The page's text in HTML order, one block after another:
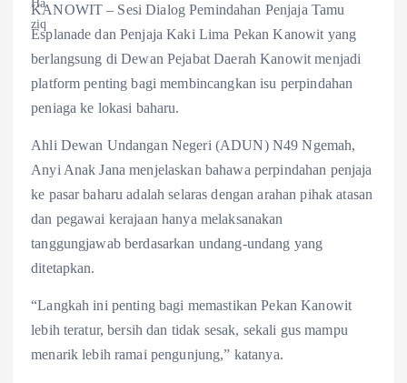
eb
o
o
k
ts
A
p
p
re
KANOWIT – Sesi Dialog Pemindahan Penjaja Tamu
Esplanade dan Penjaja Kaki Lima Pekan Kanowit yang
berlangsung di Dewan Pejabat Daerah Kanowit menjadi
platform penting bagi membincangkan isu perpindahan
peniaga ke lokasi baharu.
Ahli Dewan Undangan Negeri (ADUN) N49 Ngemah,
Anyi Anak Jana menjelaskan bahawa perpindahan penjaja
ke pasar baharu adalah selaras dengan arahan pihak atasan
dan pegawai kerajaan hanya melaksanakan
tanggungjawab berdasarkan undang-undang yang
ditetapkan.
“Langkah ini penting bagi memastikan Pekan Kanowit
lebih teratur, bersih dan tidak sesak, sekali gus mampu
menarik lebih ramai pengunjung,” katanya.